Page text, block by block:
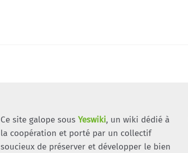
Ce site galope sous Yeswiki, un wiki dédié à
la coopération et porté par un collectif
soucieux de préserver et développer le bien